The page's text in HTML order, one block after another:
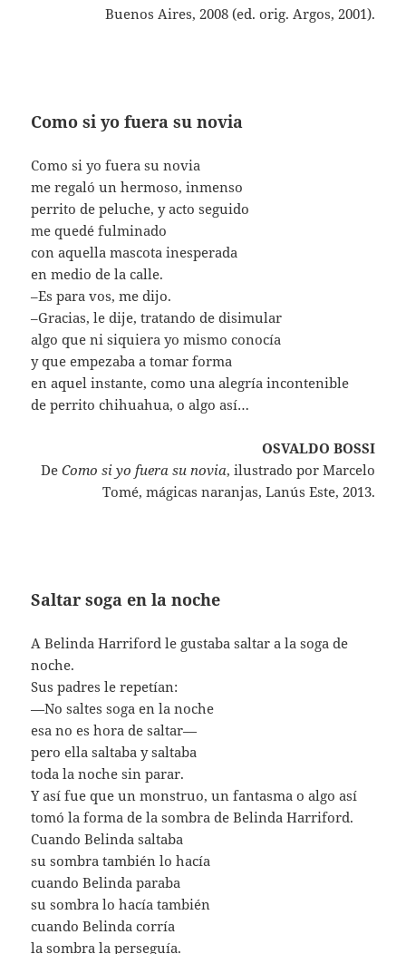
Buenos Aires, 2008 (ed. orig. Argos, 2001).
Como si yo fuera su novia
Como si yo fuera su novia
me regaló un hermoso, inmenso
perrito de peluche, y acto seguido
me quedé fulminado
con aquella mascota inesperada
en medio de la calle.
–Es para vos, me dijo.
–Gracias, le dije, tratando de disimular
algo que ni siquiera yo mismo conocía
y que empezaba a tomar forma
en aquel instante, como una alegría incontenible
de perrito chihuahua, o algo así…
OSVALDO BOSSI
De Como si yo fuera su novia, ilustrado por Marcelo
Tomé, mágicas naranjas, Lanús Este, 2013.
Saltar soga en la noche
A Belinda Harriford le gustaba saltar a la soga de
noche.
Sus padres le repetían:
—No saltes soga en la noche
esa no es hora de saltar—
pero ella saltaba y saltaba
toda la noche sin parar.
Y así fue que un monstruo, un fantasma o algo así
tomó la forma de la sombra de Belinda Harriford.
Cuando Belinda saltaba
su sombra también lo hacía
cuando Belinda paraba
su sombra lo hacía también
cuando Belinda corría
la sombra la perseguía.